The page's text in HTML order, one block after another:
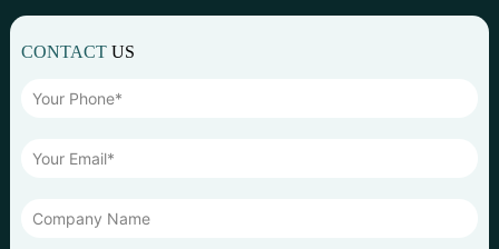
CONTACTUS